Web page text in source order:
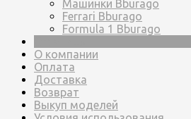
Машинки Bburago
Ferrari Bburago
Formula 1 Bburago
О компании
Оплата
Доставка
Возврат
Выкуп моделей